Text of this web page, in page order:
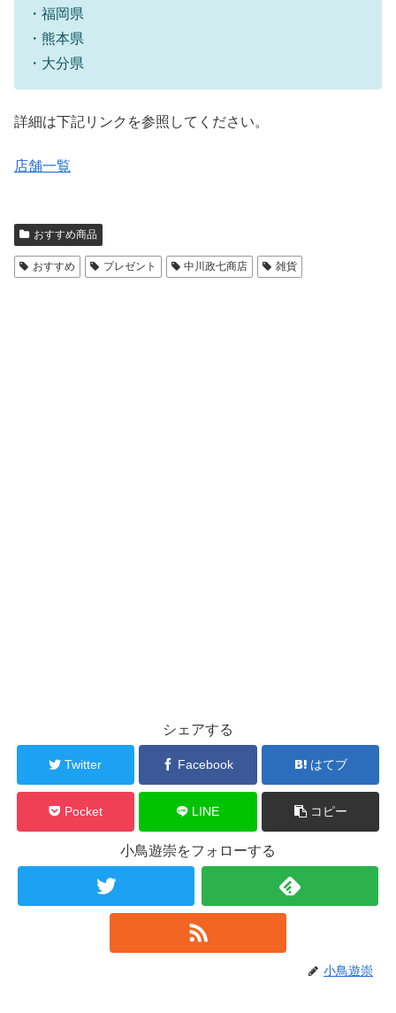
・福岡県
・熊本県
・大分県
詳細は下記リンクを参照してください。
店舗一覧
おすすめ商品
おすすめ プレゼント 中川政七商店 雑貨
シェアする
Twitter Facebook はてブ
Pocket LINE コピー
小鳥遊崇をフォローする
小鳥遊崇